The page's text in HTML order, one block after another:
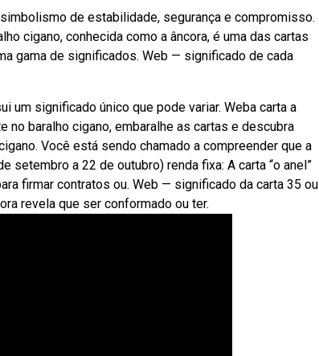
de estabilidade, segurança e compromisso.
cigano, conhecida como a âncora, é uma das cartas
gama de significados. Web — significado de cada
um significado único que pode variar. Weba carta a
baralho cigano, embaralhe as cartas e descubra
Você está sendo chamado a compreender que a
setembro a 22 de outubro) renda fixa: A carta “o anel”
firmar contratos ou. Web — significado da carta 35 ou
revela que ser conformado ou ter.